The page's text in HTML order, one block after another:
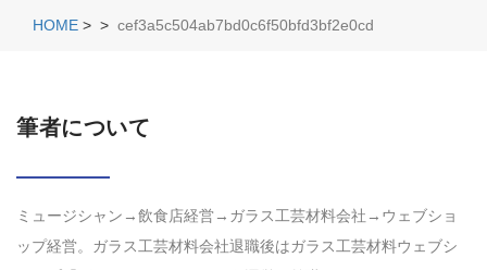
HOME > > cef3a5c504ab7bd0c6f50bfd3bf2e0cd
筆者について
ミュージシャン→飲食店経営→ガラス工芸材料会社→ウェブショ
ップ経営。ガラス工芸材料会社退職後はガラス工芸材料ウェブシ